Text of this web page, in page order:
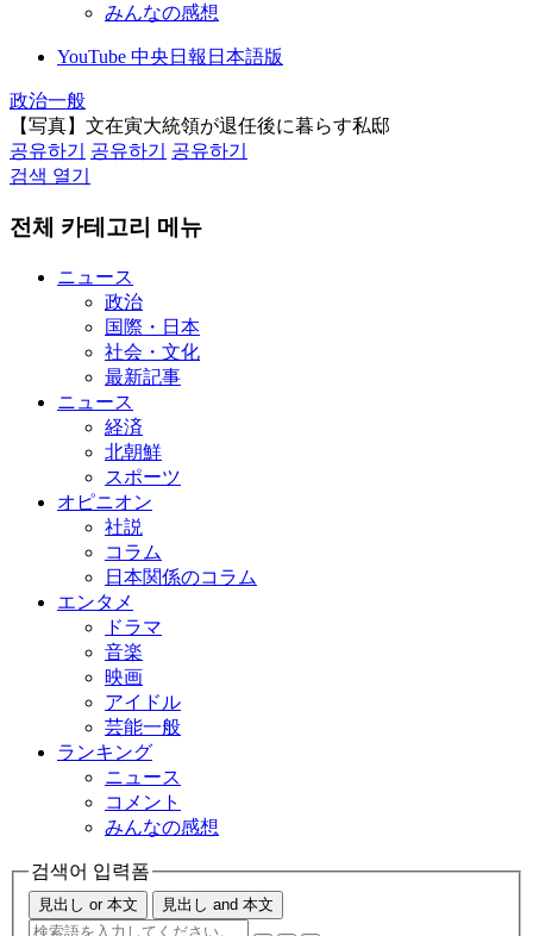
みんなの感想
YouTube 中央日報日本語版
政治一般
【写真】文在寅大統領が退任後に暮らす私邸
공유하기
공유하기
공유하기
검색 열기
전체 카테고리 메뉴
ニュース
政治
国際・日本
社会・文化
最新記事
ニュース
経済
北朝鮮
スポーツ
オピニオン
社説
コラム
日本関係のコラム
エンタメ
ドラマ
音楽
映画
アイドル
芸能一般
ランキング
ニュース
コメント
みんなの感想
검색어 입력폼
見出し or 本文 見出し and 本文